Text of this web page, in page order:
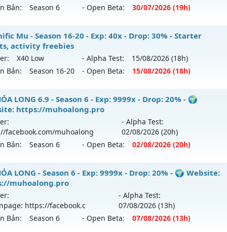
- Drop: 99%
Mu Nguyên bản Webzen
XShield
Bản:
Season 6 - Open Beta: 30/07/2026 (19h)
LONG 6.9 - 🌍 Website: https://muhoalong.pro
ra tháng 07 2026 - Mở máy chủ https://facebook.com/
30/07/2626
Non Reset
Mu Nguyên bản Webzen
Xshiel
Mu - Season 16-20 - Exp: 40x - Drop: 30% - Starter
activity freebies
X40 Low - Alpha Test: 15/08/2026 (18h)
Bản:
Season 16-20 - Open Beta: 15/08/2026 (18h)
Mu - Starter events, activity freebies
mới ra tháng 08 2026 - Mở máy chủ
X40 Low
40x - Drop: 30%
loại: Mu Nguyên bản Webzen
Mega-Anti
LONG 6.9 - Season 6 - Exp: 9999x - Drop: 20% - 🌍
https://muhoalong.pro
facebook.com/muhoalong
- Alpha Test:
02/08/2026 (20h)
Bản:
Season 6 - Open Beta: 02/08/2026 (20h)
LONG 6.9 - 🌍 Website: https://muhoalong.pro
ra tháng 08 2026 - Mở máy chủ https://facebook.com/
08/2626
- Drop: 20%
LONG - Season 6 - Exp: 9999x - Drop: 20% - 🌍 Website:
muhoalong.pro
https://facebook.c
- Alpha Test:
07/08/2026(13h)
Bản:
Season 6 - Open Beta: 07/08/2026 (13h)